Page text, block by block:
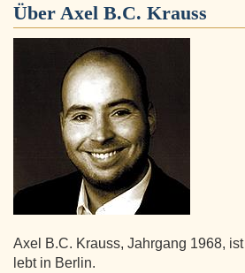
Über Axel B.C. Krauss
Axel B.C. Krauss, Jahrgang 1968,
lebt in Berlin.